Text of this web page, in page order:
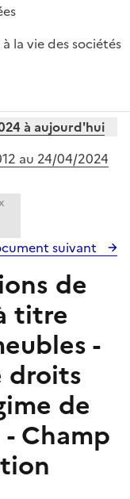
la vie des sociétés
à aujourd'hui
au 24/04/2024
suivant
de
titre
-
droits
de
Champ